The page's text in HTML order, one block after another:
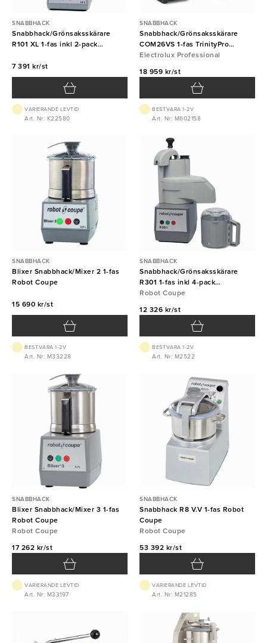
SNABBHACK
Snabbhack/Grönsaksskärare
R101 XL 1-fas inkl 2-pack
7 391 kr/st
VARIERANDE LEVTID
Art. Nr: K22580
SNABBHACK
Snabbhack/Grönsaksskärare
COM26VS 1-fas TrinityPro
Electrolux Professional
Electrolux Professional
18 959 kr/st
BEST.VARA 1-2V
Art. Nr: M602158
SNABBHACK
Blixer Snabbhack/Mixer 2 1-fas
Robot Coupe
15 690 kr/st
BEST.VARA 1-2V
Art. Nr: M33228
SNABBHACK
Snabbhack/Grönsaksskärare
R301 1-fas inkl 4-pack
skärverktyg Robot Coupe
Robot Coupe
12 326 kr/st
BEST.VARA 1-2V
Art. Nr: M2522
SNABBHACK
Blixer Snabbhack/Mixer 3 1-fas
Robot Coupe
Robot Coupe
17 262 kr/st
VARIERANDE LEVTID
Art. Nr: M33197
SNABBHACK
Snabbhack R8 V.V 1-fas Robot
Coupe
Robot Coupe
53 392 kr/st
VARIERANDE LEVTID
Art. Nr: M21285